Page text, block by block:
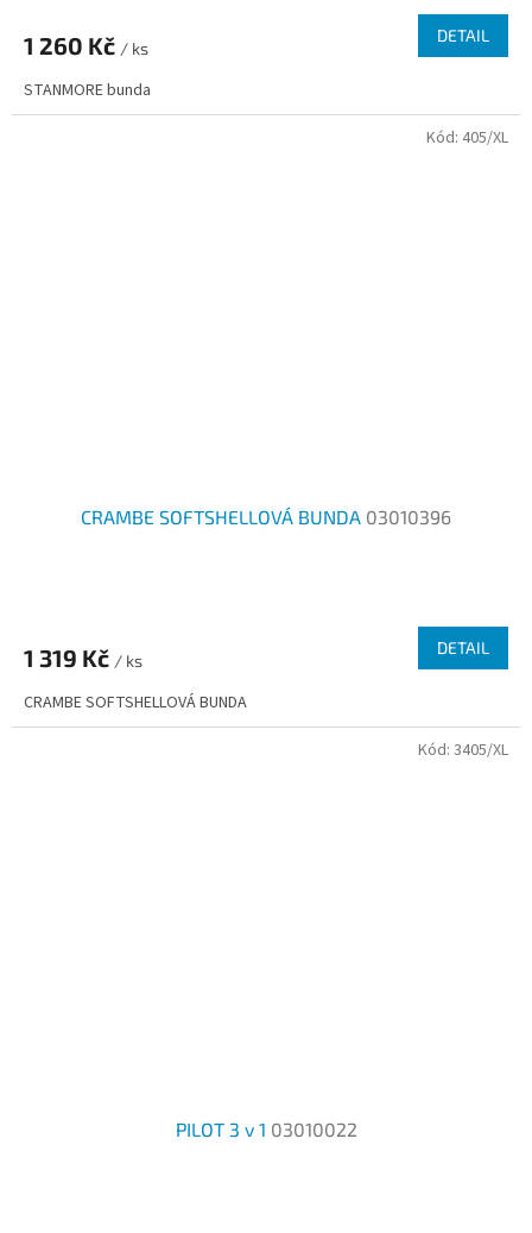
1 260 Kč / ks
DETAIL
STANMORE bunda
CRAMBE SOFTSHELLOVÁ BUNDA 03010396
1 319 Kč / ks
DETAIL
CRAMBE SOFTSHELLOVÁ BUNDA
Kód: 405/XL
PILOT 3 v 1 03010022
Kód: 3405/XL